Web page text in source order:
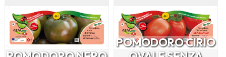
POMODORO CIRIO